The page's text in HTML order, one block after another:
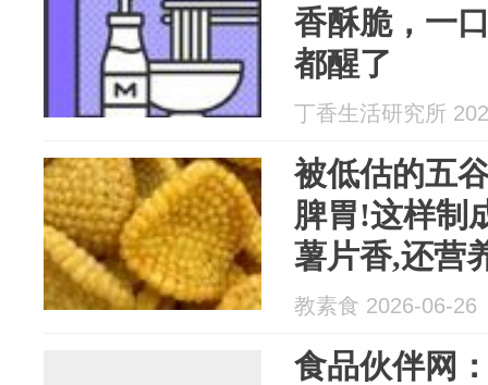
香酥脆，一
都醒了
丁香生活研究所
被低估的五
脾胃!这样制
薯片香,还营
教素食 2026-06-26
食品伙伴网